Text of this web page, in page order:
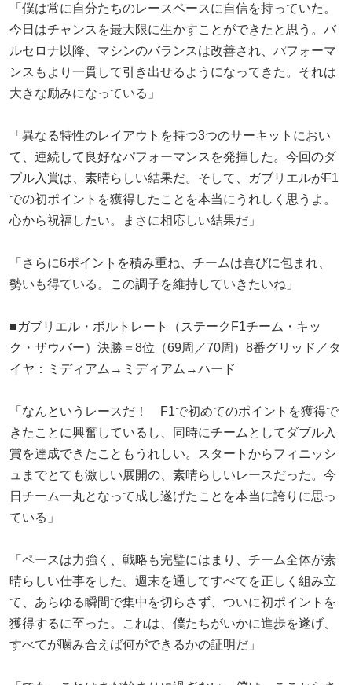
「僕は常に自分たちのレースペースに自信を持っていた。
今日はチャンスを最大限に生かすことができたと思う。バ
ルセロナ以降、マシンのバランスは改善され、パフォーマ
ンスもより一貫して引き出せるようになってきた。それは
大きな励みになっている」
「異なる特性のレイアウトを持つ3つのサーキットにおい
て、連続して良好なパフォーマンスを発揮した。今回のダ
ブル入賞は、素晴らしい結果だ。そして、ガブリエルがF1
での初ポイントを獲得したことを本当にうれしく思うよ。
心から祝福したい。まさに相応しい結果だ」
「さらに6ポイントを積み重ね、チームは喜びに包まれ、
勢いも得ている。この調子を維持していきたいね」
■ガブリエル・ボルトレート（ステークF1チーム・キッ
ク・ザウバー）決勝＝8位（69周／70周）8番グリッド／タ
イヤ：ミディアム→ミディアム→ハード
「なんというレースだ！ F1で初めてのポイントを獲得で
きたことに興奮しているし、同時にチームとしてダブル入
賞を達成できたこともうれしい。スタートからフィニッシ
ュまでとても激しい展開の、素晴らしいレースだった。今
日チーム一丸となって成し遂げたことを本当に誇りに思っ
ている」
「ペースは力強く、戦略も完璧にはまり、チーム全体が素
晴らしい仕事をした。週末を通してすべてを正しく組み立
て、あらゆる瞬間で集中を切らさず、ついに初ポイントを
獲得するに至った。これは、僕たちがいかに進歩を遂げ、
すべてが噛み合えば何ができるかの証明だ」